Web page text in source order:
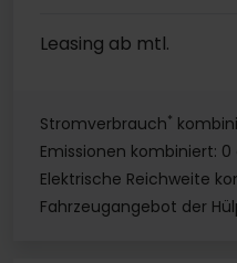
Leasing ab mtl.
Stromverbrauch*
Emissionen kombiniert:
Elektrische Reichweite
Fahrzeugangebot der